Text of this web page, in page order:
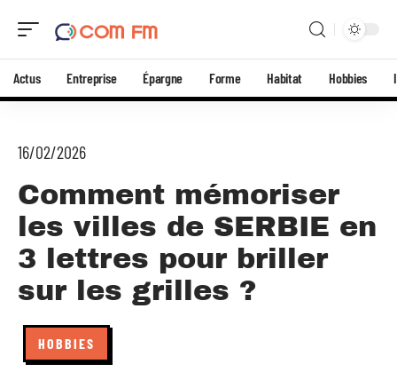
Actus Entreprise Épargne Forme Habitat Hobbies
16/02/2026
Comment mémoriser
les villes de SERBIE en
3 lettres pour briller
sur les grilles ?
HOBBIES